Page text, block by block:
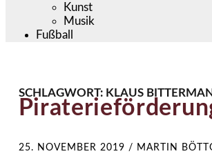
Kunst
Musik
Fußball
SCHLAGWORT: KLAUS
25. NOVEMBER 2019 / MARTIN